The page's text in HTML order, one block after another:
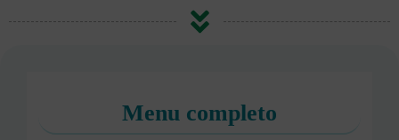
Menu completo